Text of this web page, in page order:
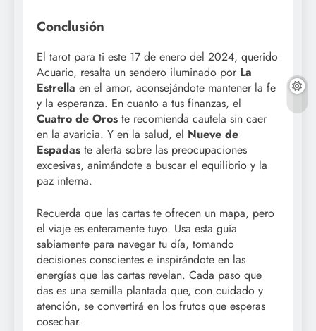
Conclusión
El tarot para ti este 17 de enero del 2024, querido
Acuario, resalta un sendero iluminado por La
Estrella en el amor, aconsejándote mantener la fe
y la esperanza. En cuanto a tus finanzas, el
Cuatro de Oros te recomienda cautela sin caer
en la avaricia. Y en la salud, el Nueve de
Espadas te alerta sobre las preocupaciones
excesivas, animándote a buscar el equilibrio y la
paz interna.
Recuerda que las cartas te ofrecen un mapa, pero
el viaje es enteramente tuyo. Usa esta guía
sabiamente para navegar tu día, tomando
decisiones conscientes e inspirándote en las
energías que las cartas revelan. Cada paso que
das es una semilla plantada que, con cuidado y
atención, se convertirá en los frutos que esperas
cosechar.